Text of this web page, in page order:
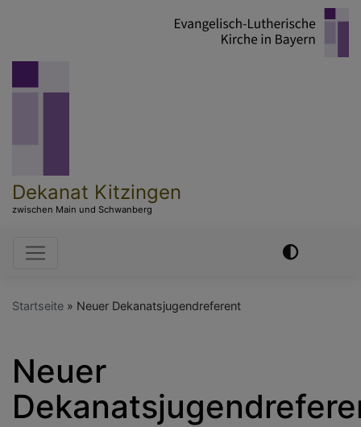
Dekanat Kitzingen
zwischen Main und Schwanberg
Hauptnavigation
Startseite Neuer Dekanatsjugendreferent
Neuer